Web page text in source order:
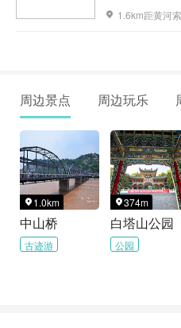
 1.6km距黄河
周边景点 周边玩乐
 1.0km
中山桥
古迹游
374m
白塔山公园
公园